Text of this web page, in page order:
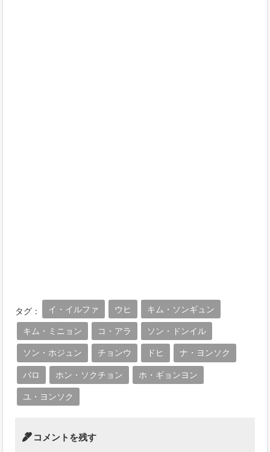
タグ： イ・イルファ ウヒ キム・ソンギュン
キム・ミニョン コ・アラ ソン・ドンイル
ソン・ホジュン チョンウ ドヒ ナ・ヨンソク
バロ ホン・ソクチョン ホ・ギョンヨン
ユ・ヨンソク
コメントを残す